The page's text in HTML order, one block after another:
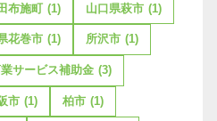
布施町 (1) 山口県萩市 (1)
花巻市 (1) 所沢市 (1)
サービス補助金 (3)
市 (1) 柏市 (1)